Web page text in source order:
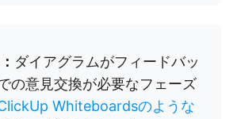
ダイアグラムがフィードバッ
の意見交換が必要なフェーズ
Whiteboardsのような